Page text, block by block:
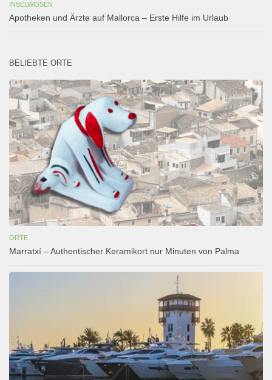
INSELWISSEN
Apotheken und Ärzte auf Mallorca – Erste Hilfe im Urlaub
BELIEBTE ORTE
ORTE
Marratxí – Authentischer Keramikort nur Minuten von Palma